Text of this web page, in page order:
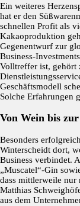
Ein weiteres
hat er den
schnellen Profit als
Kakaoproduktion
Gegenentwurf zur
Business-
Volltreffer ist, gehört
Geschäftsmodell
Solche Erfahrungen
Von Wein bis
Besonders
Winterscheidt dort,
Business verbindet.
„Muscatel“-Gin
dass mittlerweile nur
Matthias
aus dem